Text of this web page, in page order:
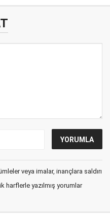
veya imalar, inançlara saldırı
harflerle yazılmış yorumlar